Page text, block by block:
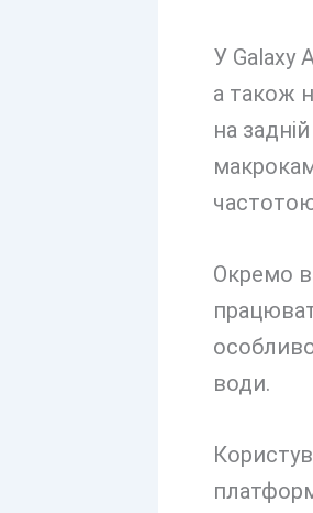
У Galaxy
а також
на
Окремо
води.